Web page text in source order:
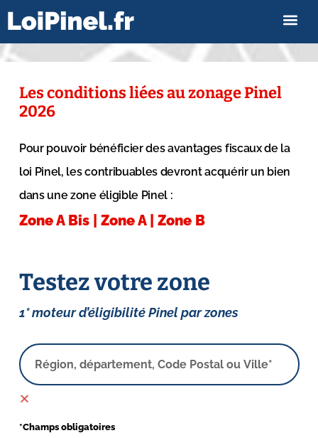
Les conditions liées au zonage Pinel
2026
Pour pouvoir bénéficier des avantages fiscaux de la
loi Pinel, les contribuables devront acquérir un bien
dans une zone éligible Pinel :
Zone A Bis | Zone A | Zone B
Testez votre zone
1° moteur d’éligibilité Pinel par zones
*Champs obligatoires